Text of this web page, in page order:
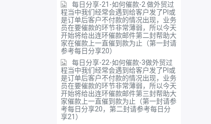
每日分享-21-如何催款-2 做外贸过
程当中我们经常会遇到给客户发了PI或
是订单后客户不付款的情况出现，业务
员在要催款的环节非常薄弱，所以今天
开始将给出连环催款邮件第二封帮助大
家在催款上一直催到款为止（第一封请
参考每日分享20）
每日分享-22-如何催款-3做外贸过
程当中我们经常会遇到给客户发了PI或
是订单后客户不付款的情况出现，业务
员在要催款的环节非常薄弱，所以今天
开始将给出连环催款邮件第三封帮助大
家催款上一直催到款为止（第一封请参
考每日分享20，第二封请参考每日分
享21）